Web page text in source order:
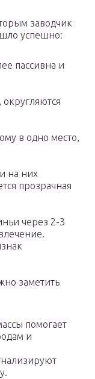
заводчик
успешно:
пассивна и
в одно место,
на них
прозрачная
через 2-3
заметить
помогает
и